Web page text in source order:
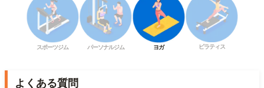
スポーツジム パーソナルジム ヨガ ピラティス
よくある質問